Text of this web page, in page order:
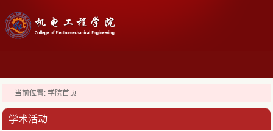
当前位置:学院首页
学术活动